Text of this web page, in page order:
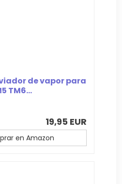
de vapor para
TM6...
19,95 EUR
en Amazon